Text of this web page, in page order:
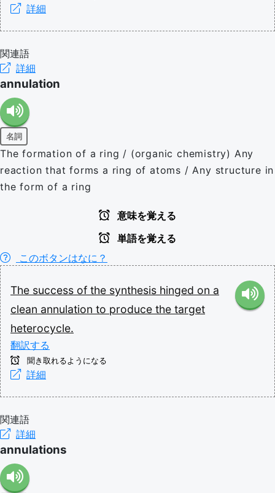
詳細
関連語
詳細
annulation
名詞
The formation of a ring / (organic chemistry) Any
reaction that forms a ring of atoms / Any structure in
the form of a ring
意味を覚える
単語を覚える
このボタンはなに？
The success of the synthesis hinged on a
clean annulation to produce the target
heterocycle.
翻訳する
聞き取れるようになる
詳細
関連語
詳細
annulations